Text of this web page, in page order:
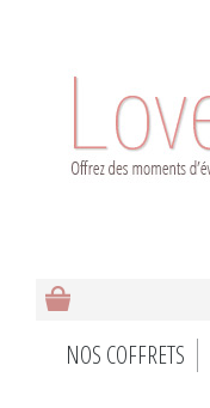
NOS COFFRETS